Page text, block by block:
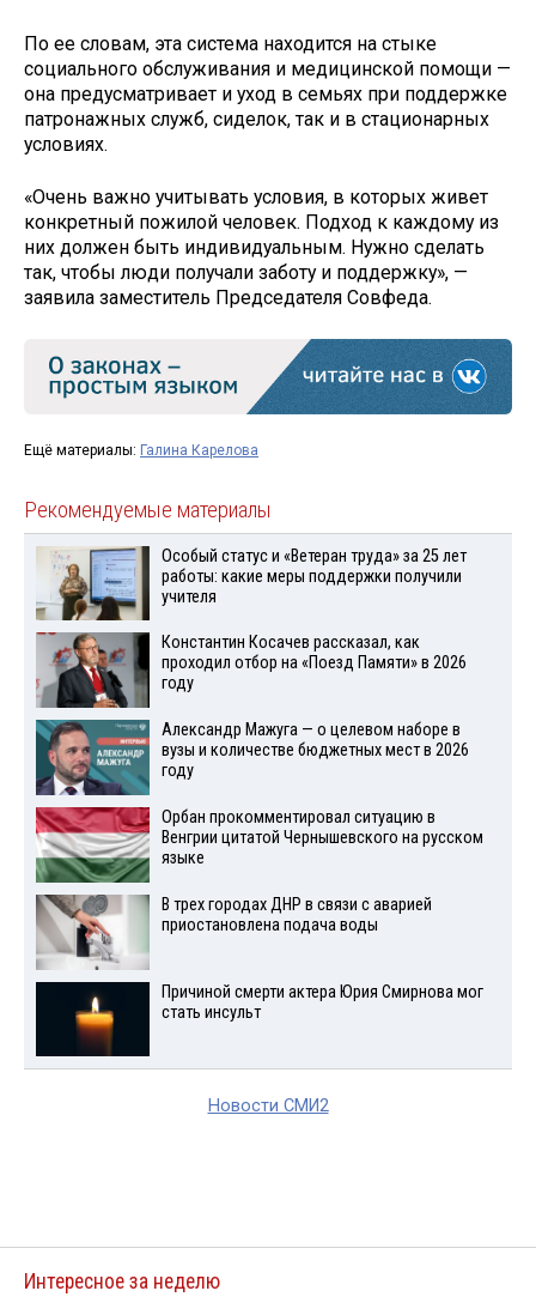
По ее словам, эта система находится на стыке
социального обслуживания и медицинской помощи —
она предусматривает и уход в семьях при поддержке
патронажных служб, сиделок, так и в стационарных
условиях.
«Очень важно учитывать условия, в которых живет
конкретный пожилой человек. Подход к каждому из
них должен быть индивидуальным. Нужно сделать
так, чтобы люди получали заботу и поддержку», —
заявила заместитель Председателя Совфеда.
Ещё материалы: Галина Карелова
Рекомендуемые материалы
Особый статус и «Ветеран труда» за 25 лет
работы: какие меры поддержки получили
учителя
Константин Косачев рассказал, как
проходил отбор на «Поезд Памяти» в 2026
году
Александр Мажуга — о целевом наборе в
вузы и количестве бюджетных мест в 2026
году
Орбан прокомментировал ситуацию в
Венгрии цитатой Чернышевского на русском
языке
В трех городах ДНР в связи с аварией
приостановлена подача воды
Причиной смерти актера Юрия Смирнова мог
стать инсульт
Новости СМИ2
Интересное за неделю